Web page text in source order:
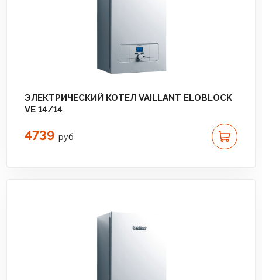
ЭЛЕКТРИЧЕСКИЙ КОТЕЛ VAILLANT ELOBLOCK
VE 14/14
4739 руб